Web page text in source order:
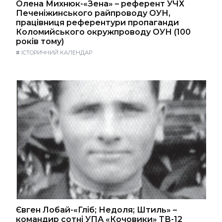
Олена Михнюк-«Зена» – референт УЧХ
Печеніжинського райпроводу ОУН,
працівниця референтури пропаганди
Коломийського окружпроводу ОУН (100
років тому)
# ІСТОРИЧНИЙ КАЛЕНДАР
Євген Лобай-«Гліб; Недоля; Штиль» –
командир сотні УПА «Кочовики» ТВ-12